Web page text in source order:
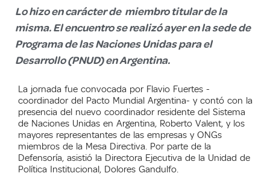
Lo hizo en carácter de miembro titular de la
misma. El encuentro se realizó ayer en la sede de
Programa de las Naciones Unidas para el
Desarrollo (PNUD) en Argentina.
La jornada fue convocada por Flavio Fuertes -
coordinador del Pacto Mundial Argentina- y contó con la
presencia del nuevo coordinador residente del Sistema
de Naciones Unidas en Argentina, Roberto Valent, y los
mayores representantes de las empresas y ONGs
miembros de la Mesa Directiva. Por parte de la
Defensoría, asistió la Directora Ejecutiva de la Unidad de
Política Institucional, Dolores Gandulfo.